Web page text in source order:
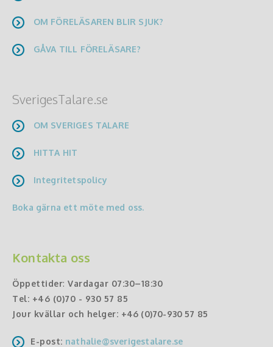
OM FÖRELÄSAREN BLIR SJUK?
GÅVA TILL FÖRELÄSARE?
SverigesTalare.se
OM SVERIGES TALARE
HITTA HIT
Integritetspolicy
Boka gärna ett möte med oss.
Kontakta oss
Öppettider: Vardagar 07:30–18:30
Tel: +46 (0)70 - 930 57 85
Jour kvällar och helger: +46 (0)70-930 57 85
E-post: nathalie@sverigestalare.se